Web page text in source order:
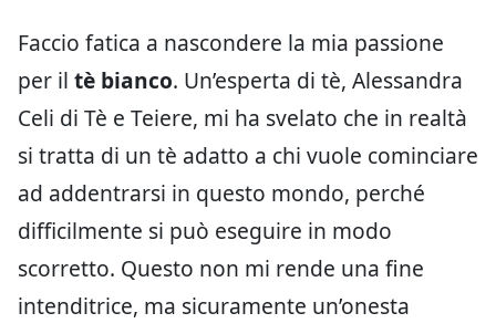
Faccio fatica a nascondere la mia passione
per il tè bianco. Un’esperta di tè, Alessandra
Celi di Tè e Teiere, mi ha svelato che in realtà
si tratta di un tè adatto a chi vuole cominciare
ad addentrarsi in questo mondo, perché
difficilmente si può eseguire in modo
scorretto. Questo non mi rende una fine
intenditrice, ma sicuramente un’onesta